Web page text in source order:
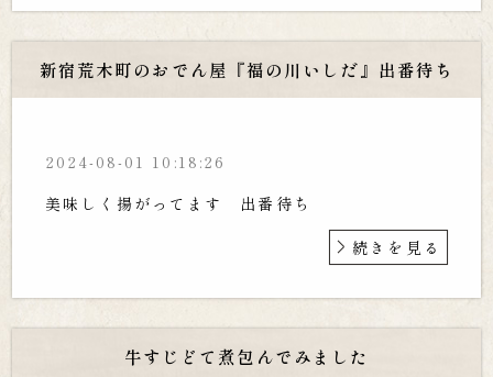
新宿荒木町のおでん屋『福の川いしだ』出番待ち
2024-08-01 10:18:26
美味しく揚がってます 出番待ち
続きを見る
牛すじどて煮包んでみました